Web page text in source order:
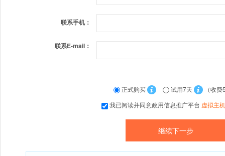
联系手机：
联系E-mail：
正式购买 试用7天
（收费
我已阅读并同意政用信息推广平台 虚拟主